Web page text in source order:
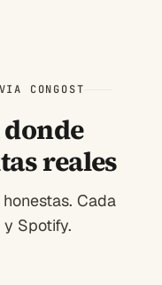
CONGOST
reales
Cada
y Spotify.